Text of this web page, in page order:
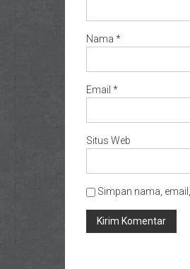
Nama *
Email *
Situs Web
Simpan nama,